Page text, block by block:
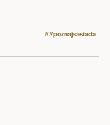
##poznajsasiada